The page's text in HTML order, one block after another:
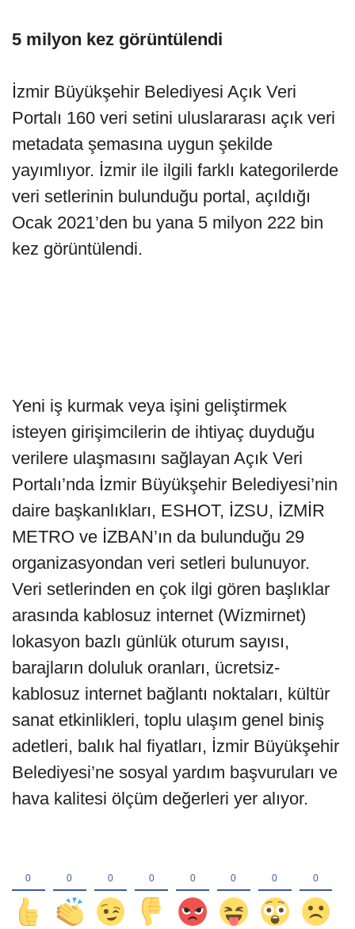
5 milyon kez görüntülendi
İzmir Büyükşehir Belediyesi Açık Veri
Portalı 160 veri setini uluslararası açık veri
metadata şemasına uygun şekilde
yayımlıyor. İzmir ile ilgili farklı kategorilerde
veri setlerinin bulunduğu portal, açıldığı
Ocak 2021’den bu yana 5 milyon 222 bin
kez görüntülendi.
Yeni iş kurmak veya işini geliştirmek
isteyen girişimcilerin de ihtiyaç duyduğu
verilere ulaşmasını sağlayan Açık Veri
Portalı’nda İzmir Büyükşehir Belediyesi’nin
daire başkanlıkları, ESHOT, İZSU, İZMİR
METRO ve İZBAN’ın da bulunduğu 29
organizasyondan veri setleri bulunuyor.
Veri setlerinden en çok ilgi gören başlıklar
arasında kablosuz internet (Wizmirnet)
lokasyon bazlı günlük oturum sayısı,
barajların doluluk oranları, ücretsiz-
kablosuz internet bağlantı noktaları, kültür
sanat etkinlikleri, toplu ulaşım genel biniş
adetleri, balık hal fiyatları, İzmir Büyükşehir
Belediyesi’ne sosyal yardım başvuruları ve
hava kalitesi ölçüm değerleri yer alıyor.